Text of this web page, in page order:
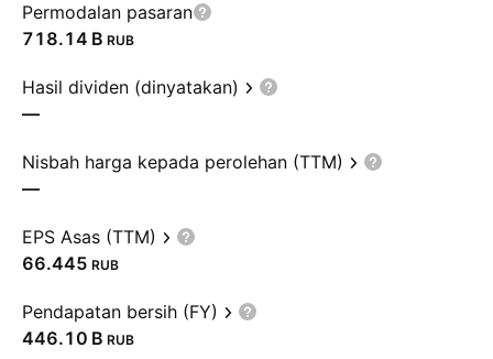
Permodalan pasaran
‪718.14 B‬ RUB
Hasil dividen (dinyatakan)
—
Nisbah harga kepada perolehan (TTM)
—
EPS Asas (TTM)
66.445 RUB
Pendapatan bersih (FY)
‪446.10 B‬ RUB